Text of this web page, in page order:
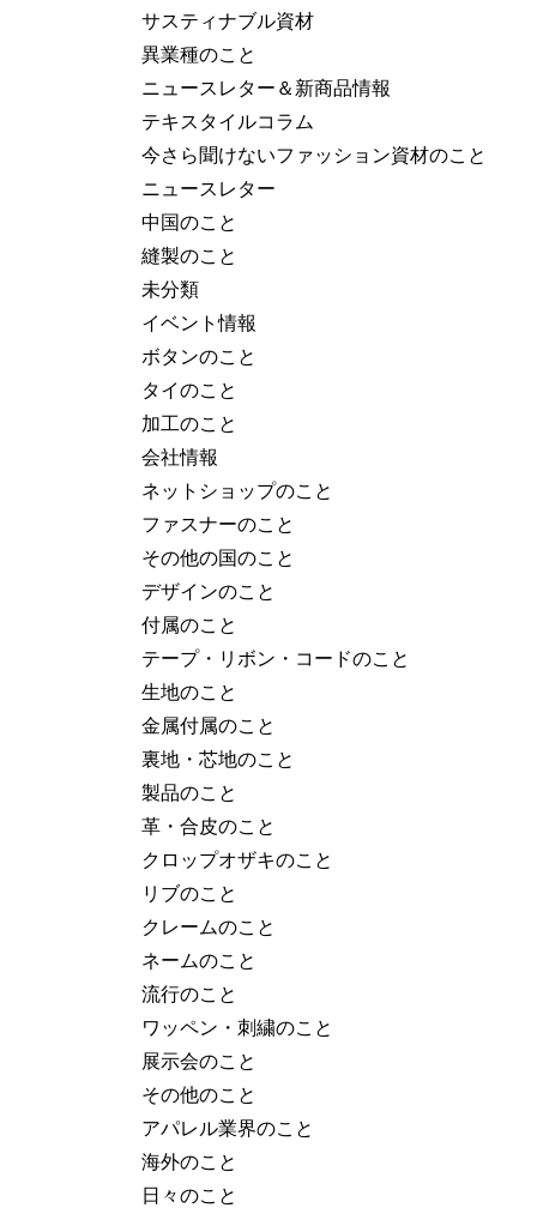
サスティナブル資材
異業種のこと
ニュースレター＆新商品情報
テキスタイルコラム
今さら聞けないファッション資材のこと
ニュースレター
中国のこと
縫製のこと
未分類
イベント情報
ボタンのこと
タイのこと
加工のこと
会社情報
ネットショップのこと
ファスナーのこと
その他の国のこと
デザインのこと
付属のこと
テープ・リボン・コードのこと
生地のこと
金属付属のこと
裏地・芯地のこと
製品のこと
革・合皮のこと
クロップオザキのこと
リブのこと
クレームのこと
ネームのこと
流行のこと
ワッペン・刺繍のこと
展示会のこと
その他のこと
アパレル業界のこと
海外のこと
日々のこと